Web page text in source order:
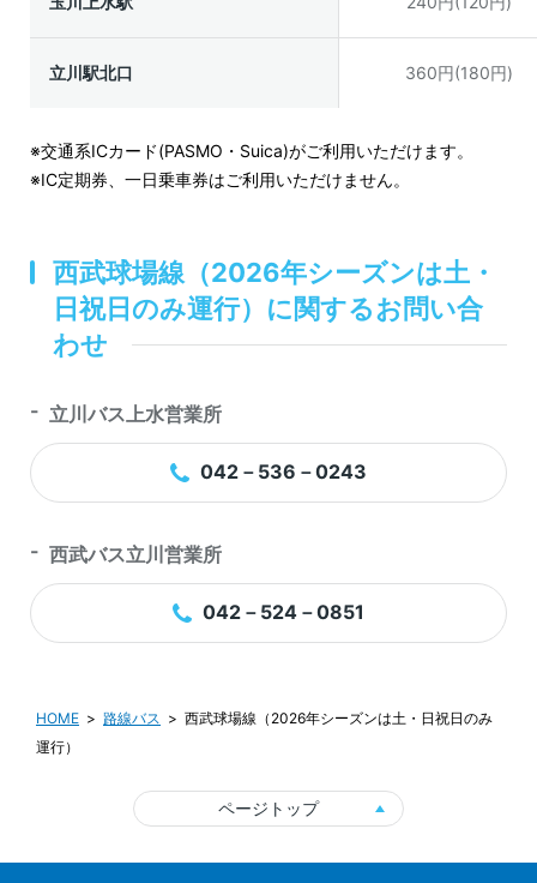
立川駅北口 360円(180円)
※交通系ICカード(PASMO・Suica)がご利用いただけます。
※IC定期券、一日乗車券はご利用いただけません。
西武球場線（2026年シーズンは土・
日祝日のみ運行）に関するお問い合
わせ
立川バス上水営業所
042－536－0243
西武バス立川営業所
042－524－0851
HOME 路線バス
西武球場線（2026年シーズンは土・日祝日のみ
運行）
ページトップ